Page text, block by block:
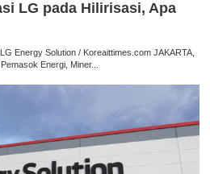
LG pada Hilirisasi, Apa
Energy Solution / Koreaittimes.com JAKARTA,
Energi, Miner...